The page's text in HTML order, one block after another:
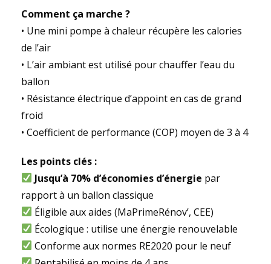
Comment ça marche ?
• Une mini pompe à chaleur récupère les calories
de l’air
• L’air ambiant est utilisé pour chauffer l’eau du
ballon
• Résistance électrique d’appoint en cas de grand
froid
• Coefficient de performance (COP) moyen de 3 à 4
Les points clés :
Jusqu’à 70% d’économies d’énergie par
rapport à un ballon classique
Éligible aux aides (MaPrimeRénov’, CEE)
Écologique : utilise une énergie renouvelable
Conforme aux normes RE2020 pour le neuf